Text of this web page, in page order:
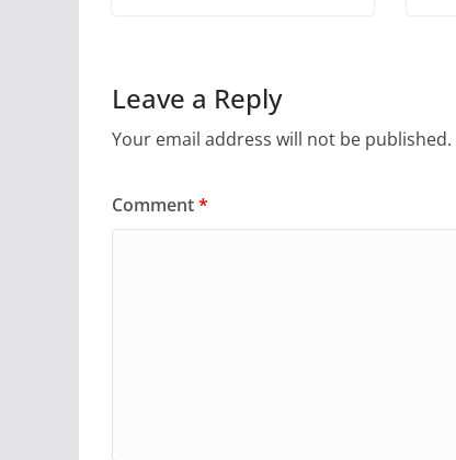
Leave a Reply
Your email address will not be published.
Comment*